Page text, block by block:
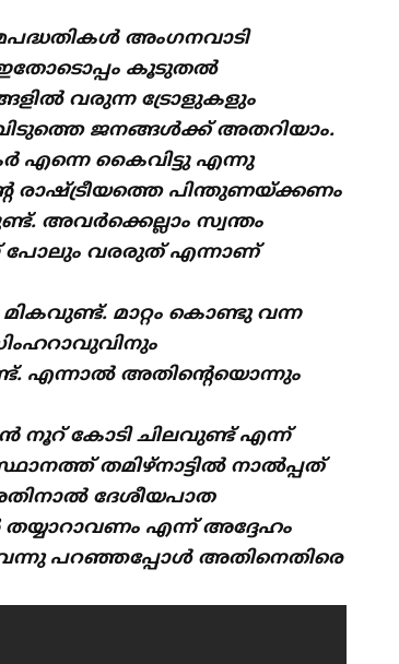
അംഗനവാടി
ഇതോടൊപ്പം കൂടുതൽ
വരുന്ന ട്രോളുകളും
ജനങ്ങൾക്ക് അതറിയാം.
എന്നെ കൈവിട്ടു എന്നു
രാഷ്ട്രീയത്തെ പിന്തുണയ്ക്കണം
അവർക്കെല്ലാം സ്വന്തം
പോലും വരരുത് എന്നാണ്
മാറ്റം കൊണ്ടു വന്ന
എന്നാൽ അതിൻ്റെയൊന്നും
നൂറ് കോടി ചിലവുണ്ട് എന്ന്
തമിഴ്നാട്ടിൽ നാൽപ്പത്
ദേശീയപാത
എന്ന് അദ്ദേഹം
വന്നു പറഞ്ഞപ്പോൾ അതിനെതിരെ